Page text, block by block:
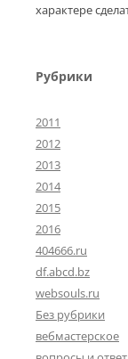
характере
Рубрики
2011
2012
2013
2014
2015
2016
404666.ru
df.abcd.bz
websouls.ru
Без рубрики
вебмастерское